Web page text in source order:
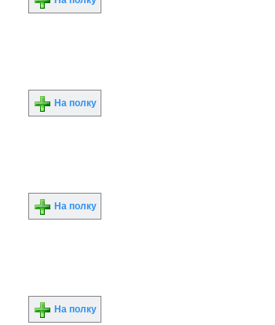
На полку
На полку
На полку